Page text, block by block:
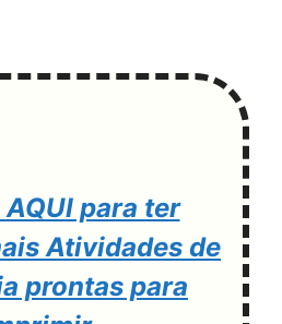
AQUI para ter
Atividades de
prontas para